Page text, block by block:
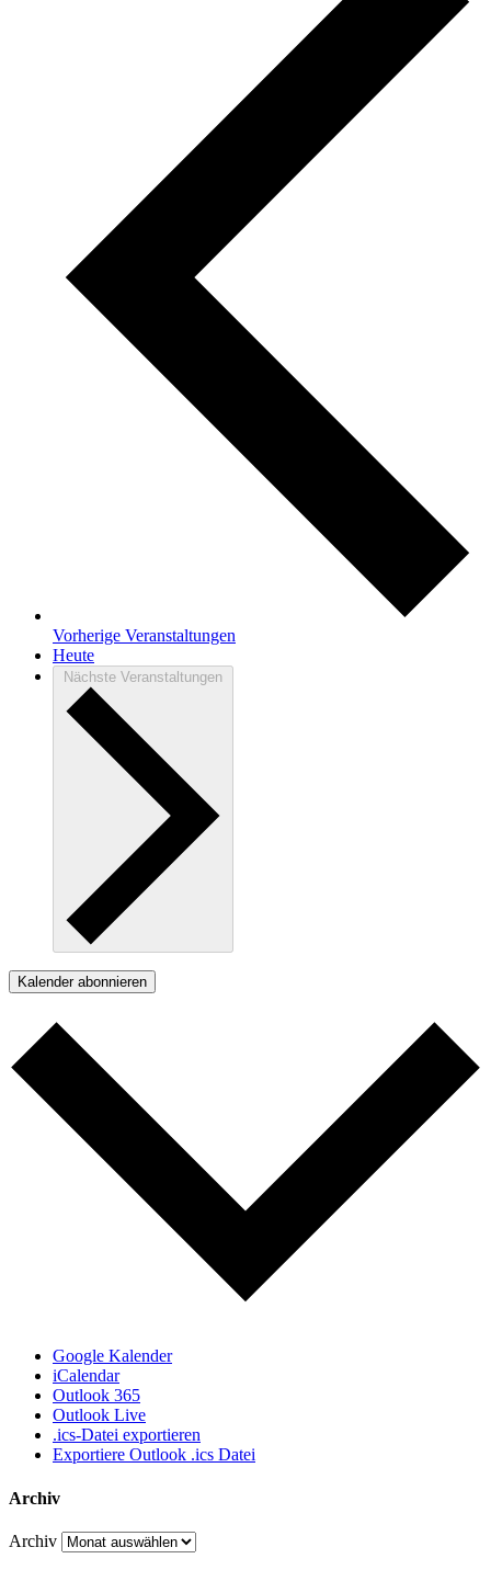
Vorherige Veranstaltungen
Heute
Nächste Veranstaltungen
Kalender abonnieren
Google Kalender
iCalendar
Outlook 365
Outlook Live
.ics-Datei exportieren
Exportiere Outlook .ics Datei
Archiv
Archiv